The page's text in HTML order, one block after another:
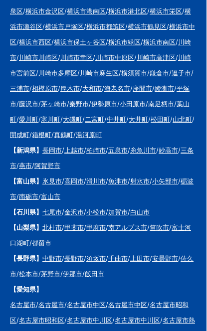
泉区/横浜市金沢区/横浜市港南区/横浜市港北区/横浜市栄区/横
浜市瀬谷区/横浜市戸塚区/横浜市都筑区/横浜市鶴見区/横浜市中
区/横浜市西区/横浜市保土ヶ谷区/横浜市緑区/横浜市南区/川崎
市/川崎市川崎区/川崎市幸区/川崎市中原区/川崎市高津区/川崎
市宮前区/川崎市多摩区/川崎市麻生区/横須賀市/鎌倉市/逗子市/
三浦市/相模原市/厚木市/大和市/海老名市/座間市/綾瀬市/平塚
市/藤沢市/茅ヶ崎市/秦野市/伊勢原市/小田原市/南足柄市/葉山
町/愛川町/寒川町/大磯町/二宮町/中井町/大井町/松田町/山北町/
開成町/箱根町/真鶴町/湯河原町
【新潟県】 長岡市/ 上越市/柏崎市/五泉市/糸魚川市/妙高市/三条
市/燕市/阿賀野市
【富山県】 氷見市/高岡市/滑川市/魚津市/射水市/小矢部市/砺波
市/南砺市/富山市
【石川県】 七尾市/金沢市/小松市/加賀市/白山市
【山梨県】 北杜市/甲斐市/甲府市/南アルプス市/笛吹市/富士河
口湖町/都留市
【長野県】 中野市/長野市/須坂市/千曲市/ 上田市/安曇野市/佐久
市/松本市/茅野市/伊那市/飯田市
【愛知県】
名古屋市/名古屋市/名古屋市中区/名古屋市中区/名古屋市昭和
区/名古屋市昭和区/名古屋市中川区/名古屋市中川区/名古屋市熱